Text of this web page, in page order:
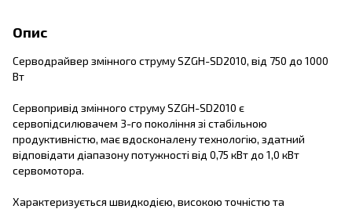
Опис
Серводрайвер змінного струму SZGH-SD2010, від 750 до 1000
Вт
Сервопривід змінного струму SZGH-SD2010 є
сервопідсилювачем 3-го покоління зі стабільною
продуктивністю, має вдосконалену технологію, здатний
відповідати діапазону потужності від 0,75 кВт до 1,0 кВт
сервомотора.
Характеризується швидкодією, високою точністю та